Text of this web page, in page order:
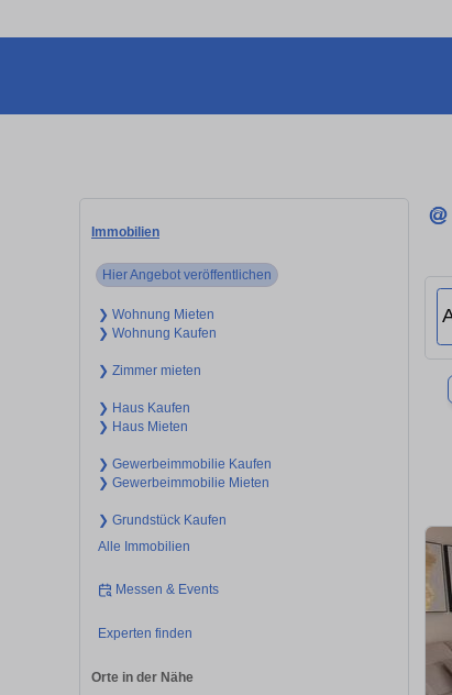
Immobilien
Hier Angebot veröffentlichen
❯ Wohnung Mieten
❯ Wohnung Kaufen
❯ Zimmer mieten
❯ Haus Kaufen
❯ Haus Mieten
❯ Gewerbeimmobilie Kaufen
❯ Gewerbeimmobilie Mieten
❯ Grundstück Kaufen
Alle Immobilien
Messen & Events
Experten finden
Orte in der Nähe